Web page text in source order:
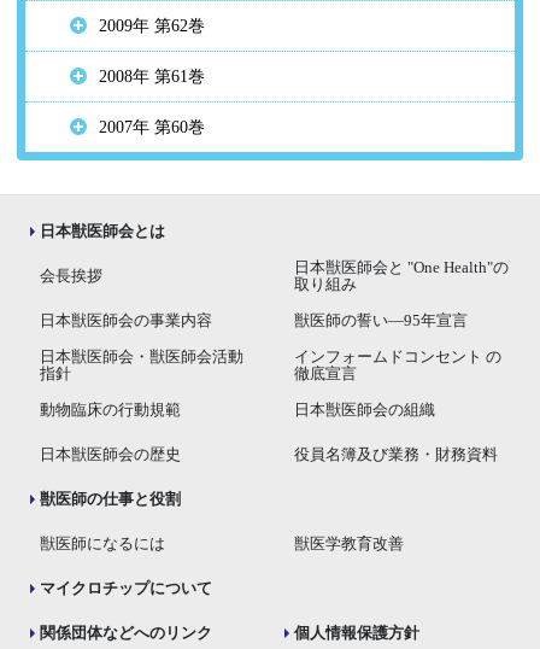
2009年 第62巻
2008年 第61巻
2007年 第60巻
日本獣医師会とは
会長挨拶
日本獣医師会と "One Health"の
取り組み
日本獣医師会の事業内容 獣医師の誓い―95年宣言
日本獣医師会・獣医師会活動
指針
インフォームドコンセント の
徹底宣言
動物臨床の行動規範 日本獣医師会の組織
日本獣医師会の歴史 役員名簿及び業務・財務資料
獣医師の仕事と役割
獣医師になるには 獣医学教育改善
マイクロチップについて
関係団体などへのリンク 個人情報保護方針